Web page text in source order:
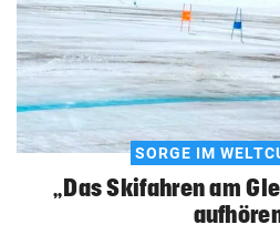
SORGE IM
„Das Skifahren am